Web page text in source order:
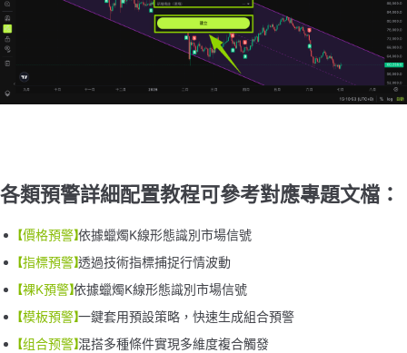
各類預警詳細配置教程可參考對應專題文檔：
【價格預警】依據蠟燭K線形態識別市場信號
【指標預警】透過技術指標捕捉行情波動
【裸K預警】依據蠟燭K線形態識別市場信號
【模板預警】一鍵套用預設策略，快速生成組合預警
【组合预警】混搭多種條件實現多維度複合觸發